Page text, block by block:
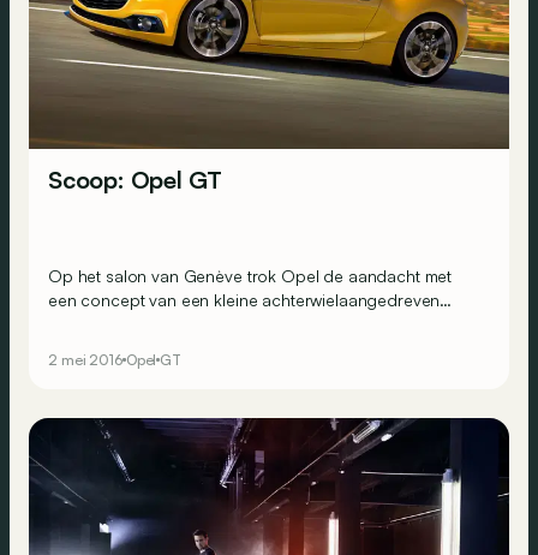
Scoop: Opel GT
Op het salon van Genève trok Opel de aandacht met
een concept van een kleine achterwielaangedreven
de enthousiast reacties van het publiek en van de pers.
2 mei 2016 Opel GT